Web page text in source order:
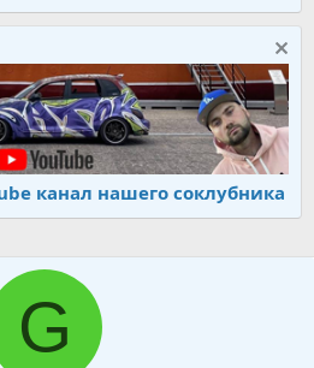
канал нашего соклубника
G